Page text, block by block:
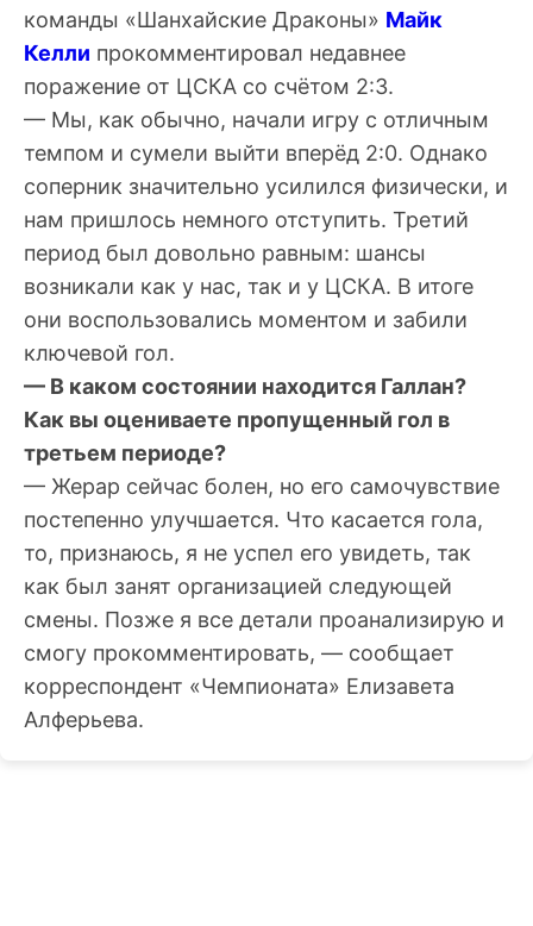
команды «Шанхайские Драконы» Майк
Келли прокомментировал недавнее
поражение от ЦСКА со счётом 2:3.
— Мы, как обычно, начали игру с отличным
темпом и сумели выйти вперёд 2:0. Однако
соперник значительно усилился физически, и
нам пришлось немного отступить. Третий
период был довольно равным: шансы
возникали как у нас, так и у ЦСКА. В итоге
они воспользовались моментом и забили
ключевой гол.
— В каком состоянии находится Галлан?
Как вы оцениваете пропущенный гол в
третьем периоде?
— Жерар сейчас болен, но его самочувствие
постепенно улучшается. Что касается гола,
то, признаюсь, я не успел его увидеть, так
как был занят организацией следующей
смены. Позже я все детали проанализирую и
смогу прокомментировать, — сообщает
корреспондент «Чемпионата» Елизавета
Алферьева.